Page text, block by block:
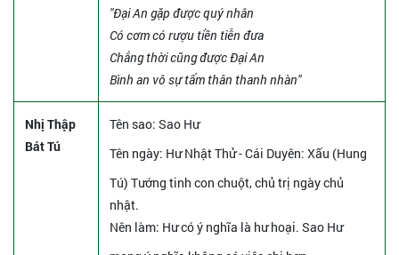
"Đại An gặp được quý nhân
Có cơm có rượu tiền tiễn đưa
Chẳng thời cũng được Đại An
Bình an vô sự tấm thân thanh nhàn"
Nhị Thập
Bát Tú
Tên sao: Sao Hư
Tên ngày: Hư Nhật Thử - Cái Duyên: Xấu (Hung
Tú) Tướng tinh con chuột, chủ trị ngày chủ
nhật.
Nên làm: Hư có ý nghĩa là hư hoại. Sao Hư